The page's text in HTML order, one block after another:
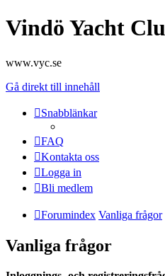
Vindö Yacht
www.vyc.se
Gå direkt till innehåll
Snabblänkar
FAQ
Kontakta oss
Logga in
Bli medlem
Forumindex Vanliga frågor
Vanliga frågor